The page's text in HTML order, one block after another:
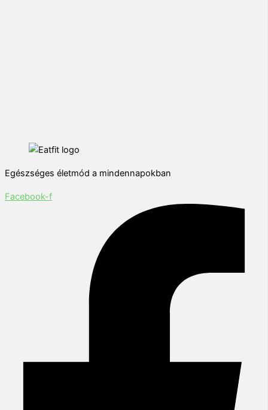
Egészséges életmód a mindennapokban
Facebook-f